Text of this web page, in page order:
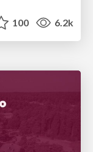
100 6.2k